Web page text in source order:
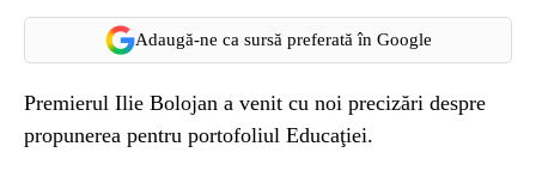
Adaugă-ne ca sursă preferată în Google
Premierul Ilie Bolojan a venit cu noi precizări despre
propunerea pentru portofoliul Educaţiei.